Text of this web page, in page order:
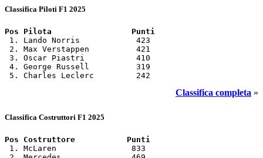
Classifica Piloti F1 2025
Pos Pilota                 Punti
1. Lando Norris            423
2. Max Verstappen          421
3. Oscar Piastri           410
4. George Russell          319
5. Charles Leclerc         242
Classifica completa »
Classifica Costruttori F1 2025
Pos Costruttore           Punti
1. McLaren                833